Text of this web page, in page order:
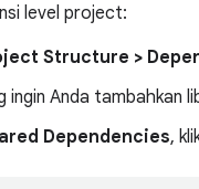
level project:
Structure >
ingin Anda tambahkan
Dependencies,